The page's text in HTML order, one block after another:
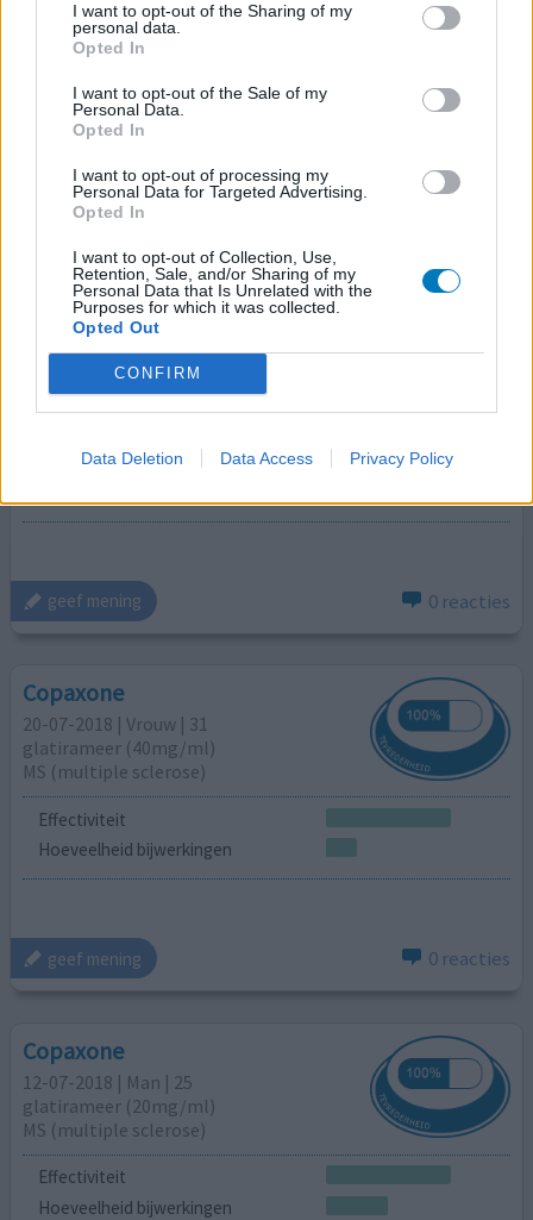
I want to opt-out of the Sharing of my
personal data.
Opted In
I want to opt-out of the Sale of my
Personal Data.
Opted In
I want to opt-out of processing my
Personal Data for Targeted Advertising.
Opted In
I want to opt-out of Collection, Use,
Retention, Sale, and/or Sharing of my
Personal Data that Is Unrelated with the
Purposes for which it was collected.
Opted Out
CONFIRM
Data Deletion Data Access Privacy Policy
Sinds 2,5 jaar spuit ik 3x per week Copaxone. Erg wennen
in het begin. De injecties zijn niet echt prettig. Pijnlijke
jeukende harde schijven die soms wel 2 weken voelbaar
blijven. In benen injecteren of in je bil is helemaal
onprettig met als resultaat blauwe plekken dus dat doe
zoeken naar een plaats om te injectere[lees meer...]
Copaxone
05-12-2018 | Man | 23
glatirameer (40mg/ml)
MS (multiple sclerose)
Effectiviteit
geef mening 0 reacties
Copaxone
20-07-2018 | Vrouw | 31
glatirameer (40mg/ml)
MS (multiple sclerose)
Effectiviteit
Hoeveelheid bijwerkingen
geef mening 0 reacties
Copaxone
12-07-2018 | Man | 25
glatirameer (20mg/ml)
MS (multiple sclerose)
Effectiviteit
Hoeveelheid bijwerkingen